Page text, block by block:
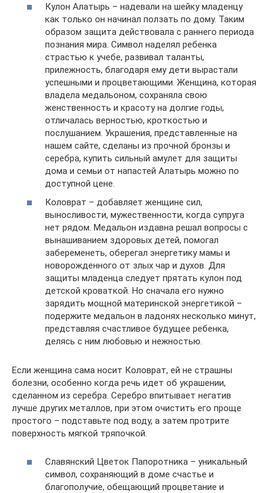
Кулон Алатырь – надевали на шейку младенцу
как только он начинал ползать по дому. Таким
образом защита действовала с раннего периода
познания мира. Символ наделял ребенка
страстью к учебе, развивал таланты,
прилежность, благодаря ему дети вырастали
успешными и процветающими. Женщина, которая
владела медальоном, сохраняла свою
женственность и красоту на долгие годы,
отличалась верностью, кроткостью и
послушанием. Украшения, представленные на
нашем сайте, сделаны из прочной бронзы и
серебра, купить сильный амулет для защиты
дома и семьи от напастей Алатырь можно по
доступной цене.
Коловрат – добавляет женщине сил,
выносливости, мужественности, когда супруга
нет рядом. Медальон издавна решал вопросы с
вынашиванием здоровых детей, помогал
забеременеть, оберегал энергетику мамы и
новорожденного от злых чар и духов. Для
защиты младенца следует прятать кулон под
детской кроваткой. Но сначала его нужно
зарядить мощной материнской энергетикой –
подержите медальон в ладонях несколько минут,
представляя счастливое будущее ребенка,
делясь с ним любовью и нежностью.
Если женщина сама носит Коловрат, ей не страшны
болезни, особенно когда речь идет об украшении,
сделанном из серебра. Серебро впитывает негатив
лучше других металлов, при этом очистить его проще
простого – подставьте под воду, а затем протрите
поверхность мягкой тряпочкой.
Славянский Цветок Папоротника – уникальный
символ, сохраняющий в доме счастье и
благополучие, обещающий процветание и